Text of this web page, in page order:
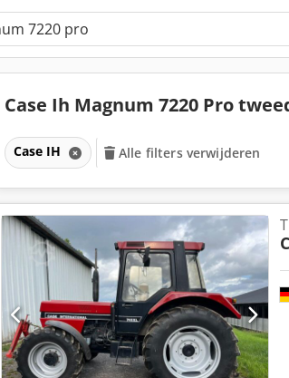
Case Ih Magnum 7220 Pro
Case IH Alle filters verwijderen